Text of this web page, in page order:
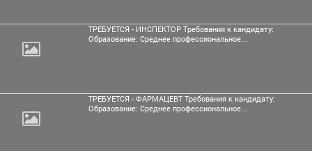
ТРЕБУЕТСЯ - ИНСПЕКТОР Требования к кандидату:
Образование: Среднее профессиональное...
ТРЕБУЕТСЯ - ФАРМАЦЕВТ Требования к кандидату:
Образование: Среднее профессиональное...